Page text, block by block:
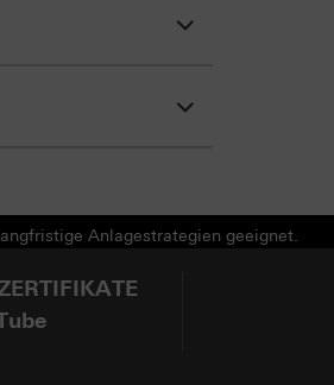
Anlagestrategien geeignet.